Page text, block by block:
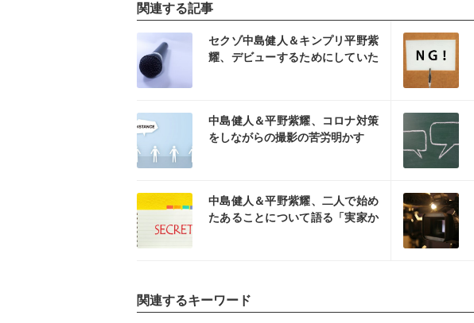
関連する記事
セクゾ中島健人＆キンプリ平野紫
耀、デビューするためにしていた
記事を読む
中島健人＆平野紫耀、コロナ対策
をしながらの撮影の苦労明かす
記事を読む
中島健人＆平野紫耀、二人で始め
たあることについて語る「実家か
関連するキーワード